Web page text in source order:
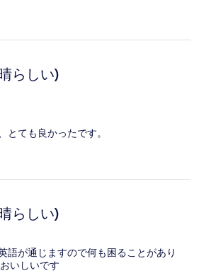
らしい)
とても良かったです。
らしい)
語が通じますので何も困ることがあり
いしいです